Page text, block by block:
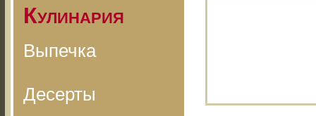
Кулинария
Выпечка
Десерты